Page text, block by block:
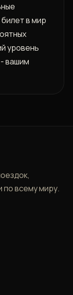
в мир
уровень
вашим
по всему миру.